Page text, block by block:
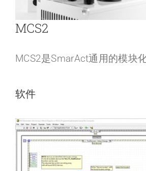
MCS2
MCS2是SmarAct通用的模块
软件